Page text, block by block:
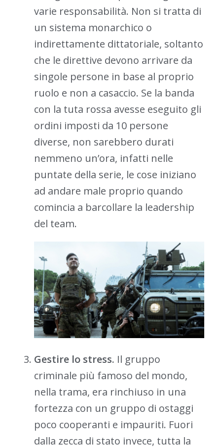
varie responsabilità. Non si tratta di
un sistema monarchico o
indirettamente dittatoriale, soltanto
che le direttive devono arrivare da
singole persone in base al proprio
ruolo e non a casaccio. Se la banda
con la tuta rossa avesse eseguito gli
ordini imposti da 10 persone
diverse, non sarebbero durati
nemmeno un’ora, infatti nelle
puntate della serie, le cose iniziano
ad andare male proprio quando
comincia a barcollare la leadership
del team.
Gestire lo stress. Il gruppo
criminale più famoso del mondo,
nella trama, era rinchiuso in una
fortezza con un gruppo di ostaggi
poco cooperanti e impauriti. Fuori
dalla zecca di stato invece, tutta la